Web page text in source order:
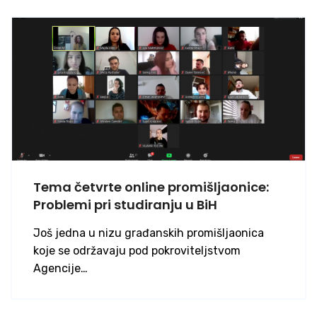
Tema četvrte online promišljaonice:
Problemi pri studiranju u BiH
Još jedna u nizu građanskih promišljaonica
koje se održavaju pod pokroviteljstvom
Agencije…